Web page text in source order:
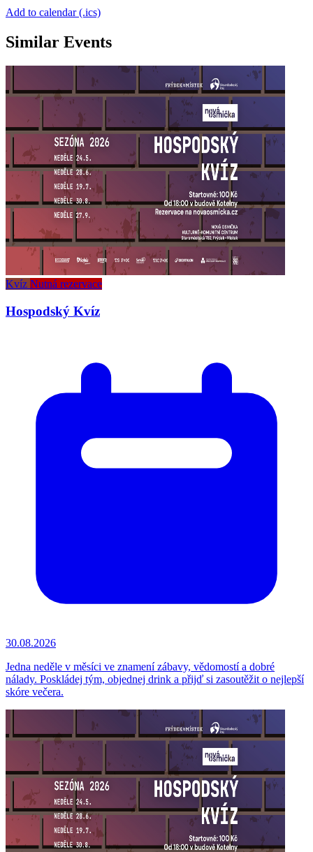
Add to calendar (.ics)
Similar Events
Kvíz Nutná rezervace
Hospodský Kvíz
30.08.2026
Jedna neděle v měsíci ve znamení zábavy, vědomostí a dobré
nálady. Poskládej tým, objednej drink a přijď si zasoutěžit o nejlepší
skóre večera.